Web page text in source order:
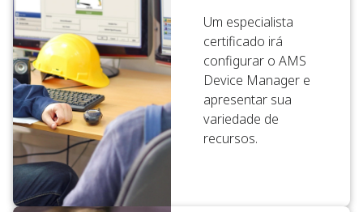
Um especialista
certificado irá
configurar o AMS
Device Manager e
apresentar sua
variedade de
recursos.